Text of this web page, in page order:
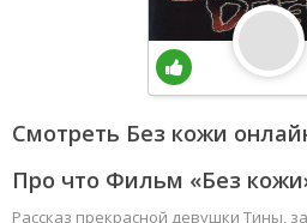
Смотреть Без кожи
Про что Фильм «Без
Рассказ прекрасной девушки Тины,